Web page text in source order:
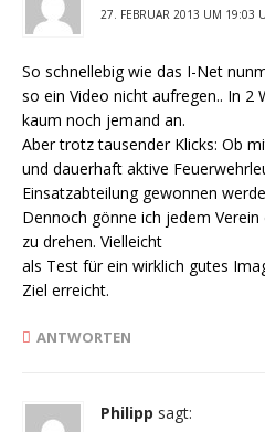
27. FEBRUAR 2013 UM 19:03
So schnellebig wie das I-Net
so ein Video nicht aufregen.. In 2
kaum noch jemand an.
Aber trotz tausender Klicks: Ob
und dauerhaft aktive
Einsatzabteilung gewonnen
Dennoch gönne ich jedem
zu drehen. Vielleicht
als Test für ein wirklich gutes
Ziel erreicht.
ANTWORTEN
Philipp sagt: